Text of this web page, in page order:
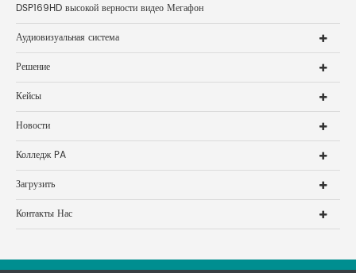
DSP169HD высокой верности видео Мегафон
Аудиовизуальная система
Решение
Кейсы
Новости
Колледж PA
Загрузить
Контакты Нас